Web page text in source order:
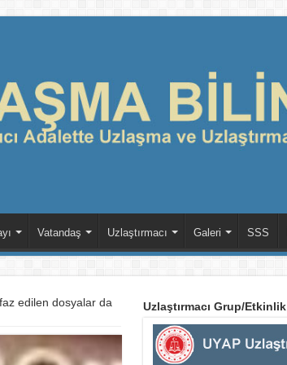
Vatandaş Uzlaştırmacı Galeri SSS
edilen dosyalar da
Uzlaştırmacı Grup/Etkinlik